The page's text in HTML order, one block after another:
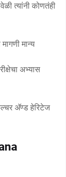
त्यांनी कोणतंही
मान्य
अभ्यास
अ‍ॅण्ड हेरिटेज